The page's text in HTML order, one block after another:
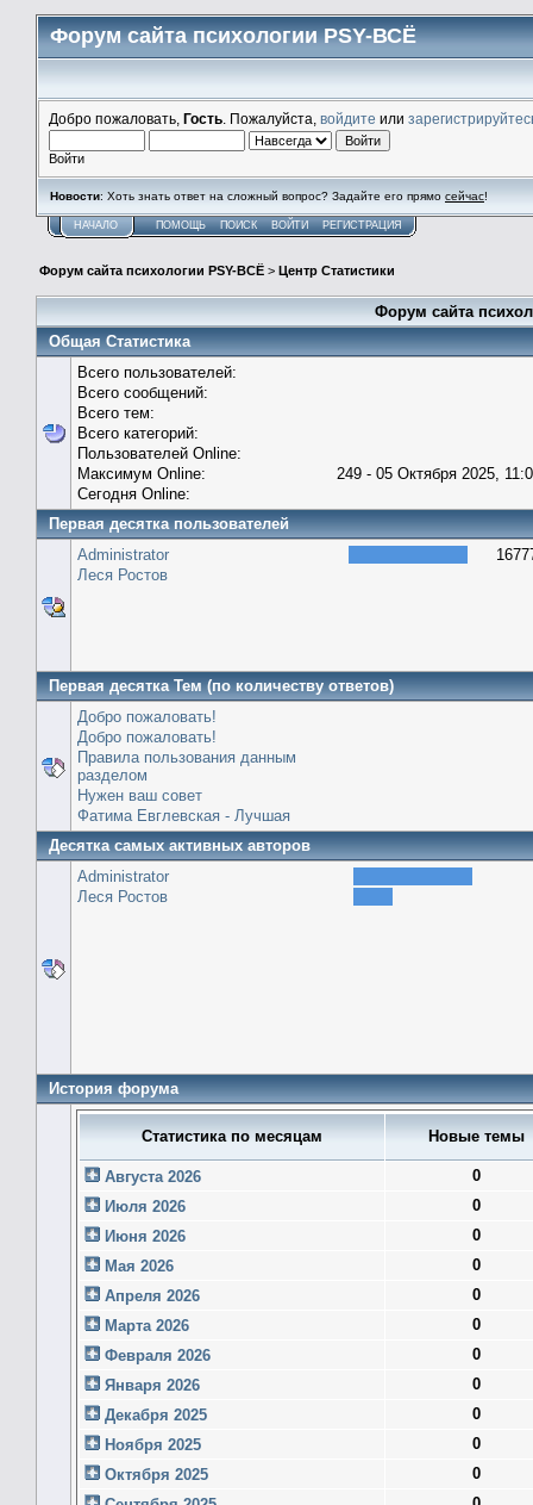
Форум сайта психологии PSY-ВСЁ
Добро пожаловать, Гость . Пожалуйста, войдите или
Войти
Новости: Хоть знать ответ на сложный вопрос? Задайте его прямо сейчас!
НАЧАЛО ПОМОЩЬ ПОИСК ВОЙТИ РЕГИСТРАЦИЯ
Форум сайта психологии PSY-ВСЁ > Центр Статистики
Форум сайта
Общая Статистика
Всего пользователей:
Всего сообщений:
Всего тем:
Всего категорий:
Пользователей Online:
Максимум Online:
249 - 05 Октября 2025,
Сегодня Online:
Первая десятка пользователей
Administrator
Леся Ростов
Первая десятка Тем (по количеству ответов)
Добро пожаловать!
Добро пожаловать!
Правила пользования данным
разделом
Нужен ваш совет
Фатима Евглевская - Лучшая
Десятка самых активных авторов
Administrator
Леся Ростов
История форума
Статистика по месяцам Новые темы
Августа 2026
0
Июля 2026
0
Июня 2026
0
Мая 2026
0
Апреля 2026
0
Марта 2026
0
Февраля 2026
0
Января 2026
0
Декабря 2025
0
Ноября 2025
0
Октября 2025
0